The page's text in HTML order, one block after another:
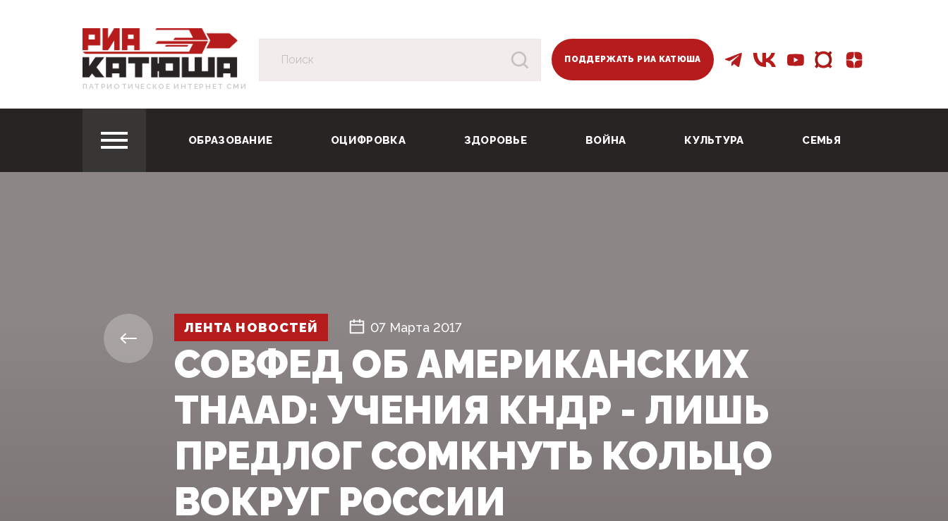
ПАТРИОТИЧЕСКОЕ ИНТЕРНЕТ СМИ
ПОДДЕРЖАТЬ РИА КАТЮША
ОБРАЗОВАНИЕ ОЦИФРОВКА ЗДОРОВЬЕ ВОЙНА КУЛЬТУРА СЕМЬЯ
ЛЕНТА НОВОСТЕЙ 07 Марта 2017
СОВФЕД ОБ АМЕРИКАНСКИХ
THAAD: УЧЕНИЯ КНДР - ЛИШЬ
ПРЕДЛОГ СОМКНУТЬ КОЛЬЦО
ВОКРУГ РОССИИ